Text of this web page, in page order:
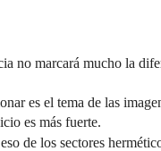
no marcará mucho la
es el tema de las
es más fuerte.
de los sectores